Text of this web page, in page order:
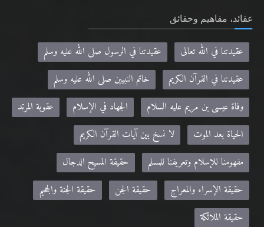
عقائد، مفاهيم وحقائق
عقيدتنا في الله تعالى
عقيدتنا في الرسول صلى الله عليه وسلم
عقيدتنا في القرآن الكريم
خاتم النبيين صلى الله عليه وسلم
وفاة عيسى بن مريم عليه السلام
الجهاد في الإسلام
عقوبة المرتد
الحياة بعد الموت
لا نسخ بين آيات القرآن الكريم
مفهومنا للإسلام وتعريفنا للمسلم
حقيقة المسيح الدجال
حقيقة الإسراء والمعراج
حقيقة الجن
حقيقة الجنة والجحيم
حقيقة الملائكة